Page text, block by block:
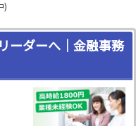
)
ーダーへ｜金融事務